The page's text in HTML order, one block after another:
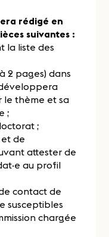
rédigé en
suivantes :
la liste des
2 pages) dans
le thème et sa
;
;
et de
attester de
au profil
contact de
susceptibles
chargée